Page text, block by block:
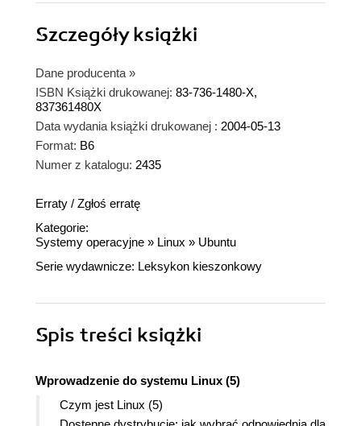
Szczegółyksiążki
Dane producenta »
ISBN Książki drukowanej: 83-736-1480-X,
837361480X
Data wydania książki drukowanej : 2004-05-13
Format: B6
Numer z katalogu: 2435
Erraty / Zgłoś erratę
Kategorie:
Systemy operacyjne » Linux » Ubuntu
Serie wydawnicze: Leksykon kieszonkowy
Spis treści książki
Wprowadzenie do systemu Linux (5)
Czym jest Linux (5)